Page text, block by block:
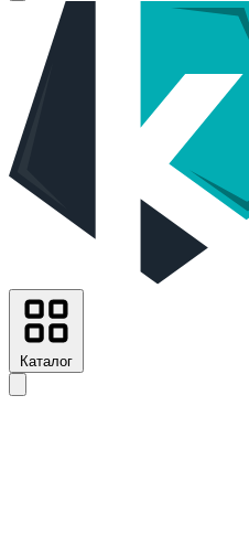
Каталог